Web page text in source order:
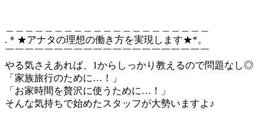
.＊★アナタの理想の働き方を実現します★*。
￣￣￣￣￣￣￣￣￣￣￣￣￣￣￣￣￣￣￣￣￣
やる気さえあれば、1からしっかり教えるので問題なし◎
「家族旅行のために…！」
「お家時間を贅沢に使うために…！」
そんな気持ちで始めたスタッフが大勢いますよ♪